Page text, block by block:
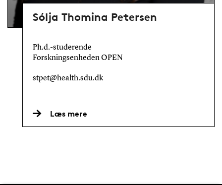
Sólja Thomina Petersen
Ph.d.-studerende
Forskningsenheden OPEN
stpet@health.sdu.dk
Læs mere